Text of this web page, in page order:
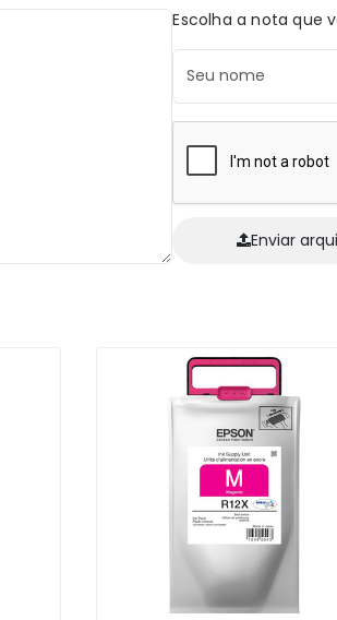
Escolha a nota que
Enviar